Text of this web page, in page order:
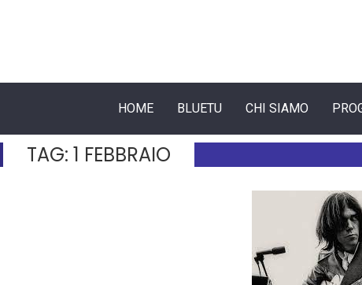
HOME BLUETU CHI SIAMO
TAG: 1 FEBBRAIO